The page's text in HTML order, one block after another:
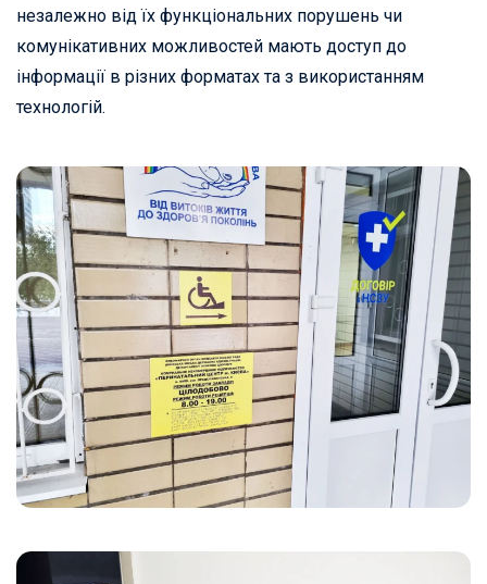
незалежно від їх функціональних порушень чи
комунікативних можливостей мають доступ до
інформації в різних форматах та з використанням
технологій.